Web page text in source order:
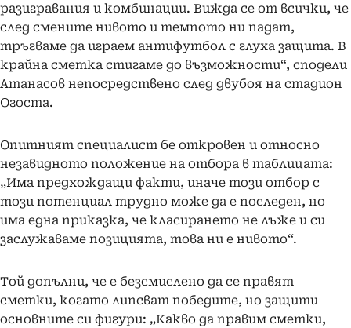
разигравания и комбинации. Вижда се от всички, че
след смените нивото и темпото ни падат,
тръгваме да играем антифутбол с глуха защита. В
крайна сметка стигаме до възможности“, сподели
Атанасов непосредствено след двубоя на стадион
Огоста.
Опитният специалист бе откровен и относно
незавидното положение на отбора в таблицата:
„Има предхождащи факти, иначе този отбор с
този потенциал трудно може да е последен, но
има една приказка, че класирането не лъже и си
заслужаваме позицията, това ни е нивото“.
Той допълни, че е безсмислено да се правят
сметки, когато липсват победите, но защити
основните си фигури: „Какво да правим сметки,